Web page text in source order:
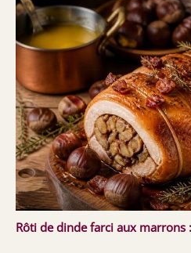
Rôti de dinde farci aux marrons